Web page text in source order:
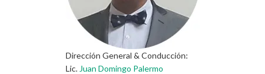
Dirección General & Conducción:
Lic. Juan Domingo Palermo